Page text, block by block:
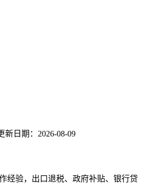
新日期：2026-08-09
经验，出口退税、政府补贴、银行贷